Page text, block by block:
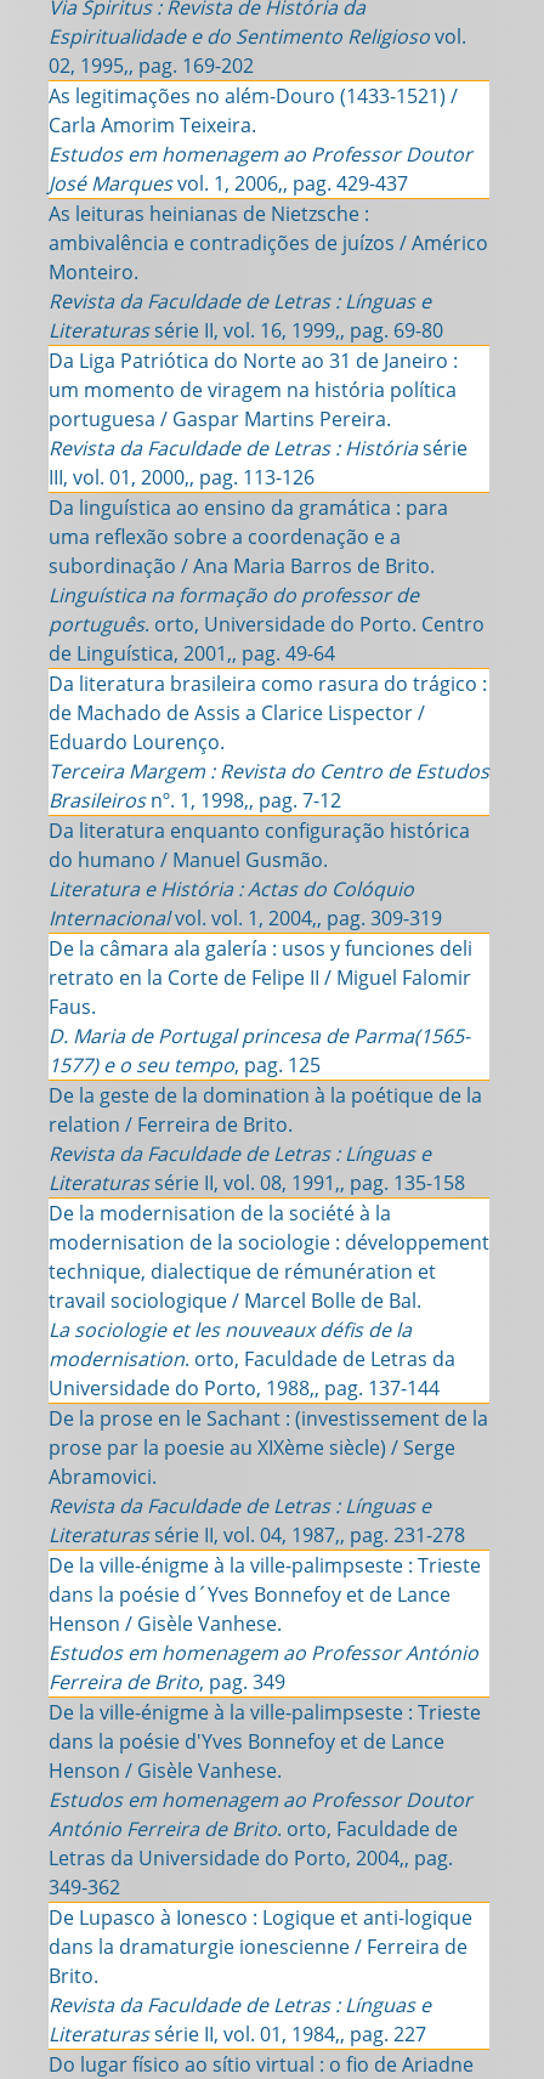
Via Spiritus : Revista de História da
Espiritualidade e do Sentimento Religiosovol.
02, 1995,, pag. 169-202
As legitimações no além-Douro (1433-1521) /
Carla Amorim Teixeira.
Estudos em homenagem ao Professor Doutor
José Marquesvol. 1, 2006,, pag. 429-437
As leituras heinianas de Nietzsche :
ambivalência e contradições de juízos / Américo
Monteiro.
Revista da Faculdade de Letras : Línguas e
Literaturassérie II, vol. 16, 1999,, pag. 69-80
Da Liga Patriótica do Norte ao 31 de Janeiro :
um momento de viragem na história política
portuguesa / Gaspar Martins Pereira.
Revista da Faculdade de Letras : Históriasérie
III, vol. 01, 2000,, pag. 113-126
Da linguística ao ensino da gramática : para
uma reflexão sobre a coordenação e a
subordinação / Ana Maria Barros de Brito.
Linguística na formação do professor de
português. orto, Universidade do Porto. Centro
de Linguística, 2001,, pag. 49-64
Da literatura brasileira como rasura do trágico :
de Machado de Assis a Clarice Lispector /
Eduardo Lourenço.
Terceira Margem : Revista do Centro de Estudos
Brasileirosnº. 1, 1998,, pag. 7-12
Da literatura enquanto configuração histórica
do humano / Manuel Gusmão.
Literatura e História : Actas do Colóquio
Internacionalvol. vol. 1, 2004,, pag. 309-319
De la câmara ala galería : usos y funciones deli
retrato en la Corte de Felipe II / Miguel Falomir
Faus.
D. Maria de Portugal princesa de Parma(1565-
1577) e o seu tempo, pag. 125
De la geste de la domination à la poétique de la
relation / Ferreira de Brito.
Revista da Faculdade de Letras : Línguas e
Literaturassérie II, vol. 08, 1991,, pag. 135-158
De la modernisation de la société à la
modernisation de la sociologie : développement
technique, dialectique de rémunération et
travail sociologique / Marcel Bolle de Bal.
La sociologie et les nouveaux défis de la
modernisation. orto, Faculdade de Letras da
Universidade do Porto, 1988,, pag. 137-144
De la prose en le Sachant : (investissement de la
prose par la poesie au XIXème siècle) / Serge
Abramovici.
Revista da Faculdade de Letras : Línguas e
Literaturassérie II, vol. 04, 1987,, pag. 231-278
De la ville-énigme à la ville-palimpseste : Trieste
dans la poésie d´Yves Bonnefoy et de Lance
Henson / Gisèle Vanhese.
Estudos em homenagem ao Professor António
Ferreira de Brito, pag. 349
De la ville-énigme à la ville-palimpseste : Trieste
dans la poésie d'Yves Bonnefoy et de Lance
Henson / Gisèle Vanhese.
Estudos em homenagem ao Professor Doutor
António Ferreira de Brito. orto, Faculdade de
Letras da Universidade do Porto, 2004,, pag.
349-362
De Lupasco à Ionesco : Logique et anti-logique
dans la dramaturgie ionescienne / Ferreira de
Brito.
Revista da Faculdade de Letras : Línguas e
Literaturassérie II, vol. 01, 1984,, pag. 227
Do lugar físico ao sítio virtual : o fio de Ariadne